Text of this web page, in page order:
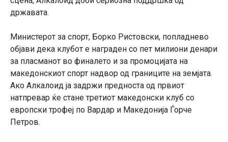
државата.
Министерот за спорт, Борко Ристовски, попладнево
објави дека клубот е награден со пет милиони денари
за пласманот во финалето и за промоцијата на
македонскиот спорт надвор од границите на земјата.
Ако Алкалоид ја задржи предноста од првиот
натпревар ќе стане третиот македонски клуб со
европски трофеј по Вардар и Македонија Ѓорче
Петров.